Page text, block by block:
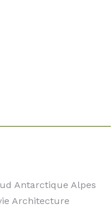
Antarctique Alpes
Architecture